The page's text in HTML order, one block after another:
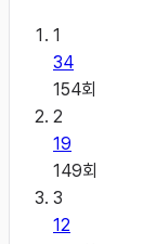
1
34
154회
2
19
149회
3
12